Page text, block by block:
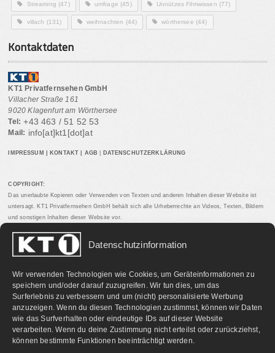
Datenschutzinformation
Wir verwenden Technologien wie Cookies, um Geräteinformationen zu
speichern und/oder darauf zuzugreifen. Wir tun dies, um das
Surferlebnis zu verbessern und um (nicht) personalisierte Werbung
anzuzeigen. Wenn du diesen Technologien zustimmst, können wir Daten
wie das Surfverhalten oder eindeutige IDs auf dieser Website
verarbeiten. Wenn du deine Zustimmung nicht erteilst oder zurückziehst,
können bestimmte Funktionen beeinträchtigt werden.
Streaming (47) umfrage (45) Unnützes Filmwissen (77)
villach (131) weihnachten (44) wörthersee (44)
Kontaktdaten
KT1 Privatfernsehen GmbH
Villacher Straße 161
9020 Klagenfurt am Wörthersee
Tel: +43 463 / 51 52 53
Mail: info[at]kt1[dot]at
IMPRESSUM KONTAKT AGB DATENSCHUTZERKLÄRUNG
COPYRIGHT:
Das unerlaubte Kopieren oder Verwenden von Texten und anderen Inhalten dieser Website ist
untersagt. KT1 Privatfernsehen GmbH behält sich alle Urheberrechte an Videos, Texten, Bildern
und sonstigen Inhalten dieser Website vor.
PARTNERLINKS: